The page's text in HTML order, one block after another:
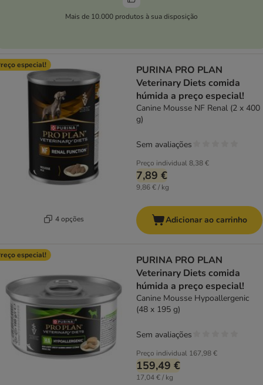
Mais de 10.000 produtos à sua disposição
especial!
4 opções
PURINA PRO PLAN
Veterinary Diets comida
húmida a preço especial!
Canine Mousse NF Renal (2 x 400
g)
Preço individual8,38 €
7,89 €
9,86 € / kg
Sem avaliações
Adicionar ao carrinho
especial!
PURINA PRO PLAN
Veterinary Diets comida
húmida a preço especial!
Canine Mousse Hypoallergenic
(48 x 195 g)
Preço individual 167,98 €
159,49 €
17,04 € / kg
Sem avaliações